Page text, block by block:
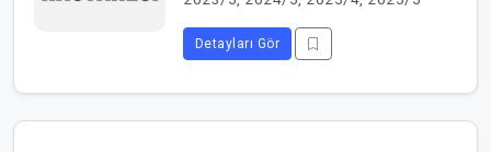
Detayları Gör